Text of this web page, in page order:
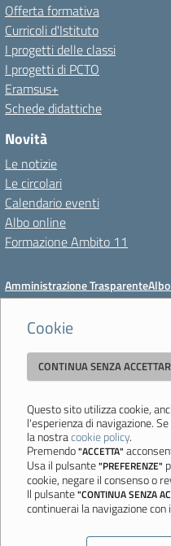
Cookie
CONTINUA SENZA
Questo sito utilizza cookie,
l'esperienza di navigazione.
la nostracookie policy.
Premendo"ACCETTA"
Usa il pulsante"PREFERENZE"
cookie, negare il consenso o
Il pulsante"CONTINUA SENZA
continuerai la navigazione con
Offerta formativa
Curricoli d'Istituto
I progetti delle classi
I progetti di PCTO
Eramsus+
Schede didattiche
Novità
Le notizie
Le circolari
Calendario eventi
Albo online
Formazione Ambito 11
Amministrazione Trasparente
Meccanismo di feedback
Istituto di Istruzione Superiore
764354 - Email:
mois00200c@pec.istruzione.it
Codice meccanografico:
Ultimo aggiornamento: Lunedì, 3